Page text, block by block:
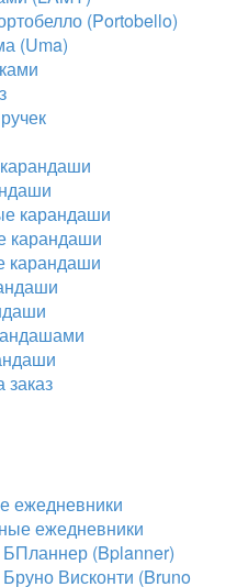
(Portobello)
(Uma)
карандаши
карандаши
карандаши
ежедневники
ежедневники
(Bplanner)
Висконти (Bruno